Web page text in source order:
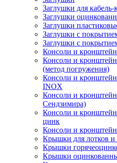
Заглушки для кабель-
Заглушки
Заглушки
Заглушки с
Заглушки с
Консоли и
Консоли и
(метод погружения)
Консоли и
INOX
Консоли и
Сендзимира)
Консоли и
цинк
Консоли и
Крышки для лотков и
Крышки
Крышки